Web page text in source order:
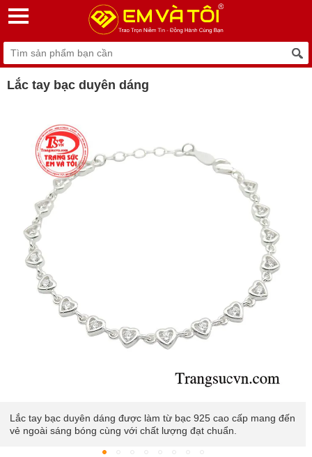
Lắc tay bạc duyên dáng
Lắc tay bạc duyên dáng được làm từ bạc 925 cao cấp mang đến
vẻ ngoài sáng bóng cùng với chất lượng đạt chuẩn.